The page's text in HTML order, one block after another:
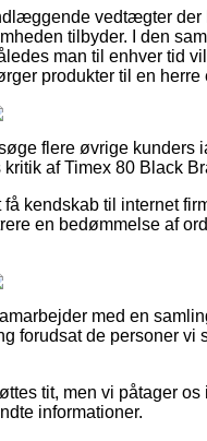
vedtægter
tilbyder. I den
man til enhver tid
produkter til en herre
flere øvrige kunders
af Timex 80 Black
kendskab til internet
en bedømmelse af
med en
forudsat de personer vi
tit, men vi påtager
informationer.